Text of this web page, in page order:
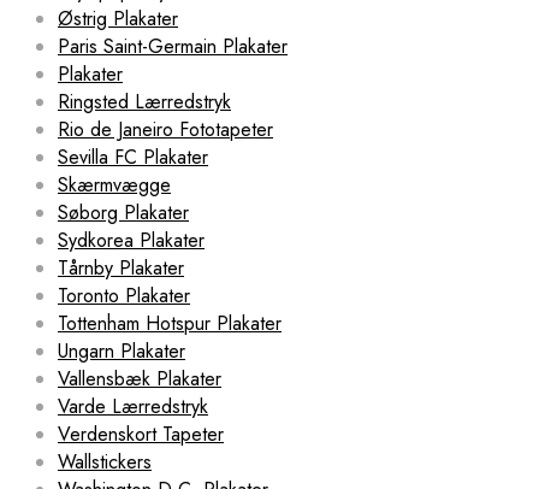
Østrig Plakater
Paris Saint-Germain Plakater
Plakater
Ringsted Lærredstryk
Rio de Janeiro Fototapeter
Sevilla FC Plakater
Skærmvægge
Søborg Plakater
Sydkorea Plakater
Tårnby Plakater
Toronto Plakater
Tottenham Hotspur Plakater
Ungarn Plakater
Vallensbæk Plakater
Varde Lærredstryk
Verdenskort Tapeter
Wallstickers